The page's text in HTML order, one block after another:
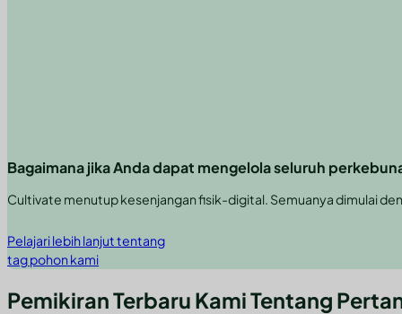
Bagaimana jika Anda dapat mengelola seluruh
Cultivate menutup kesenjangan fisik-digital. Semuanya dimulai
Pelajari lebih lanjut tentang
tag pohon kami
Pemikiran Terbaru Kami Tentang